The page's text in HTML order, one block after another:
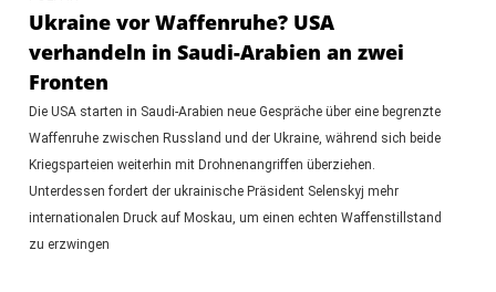
Ukraine vor Waffenruhe? USA
verhandeln in Saudi-Arabien an zwei
Fronten
Die USA starten in Saudi-Arabien neue Gespräche über eine begrenzte
Waffenruhe zwischen Russland und der Ukraine, während sich beide
Kriegsparteien weiterhin mit Drohnenangriffen überziehen.
Unterdessen fordert der ukrainische Präsident Selenskyj mehr
internationalen Druck auf Moskau, um einen echten Waffenstillstand
zu erzwingen